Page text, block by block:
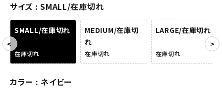
SEASON
CONTENTS
ACCOUNT MENU
サイズ SMALL/在庫切れ
SMALL/在庫切れ
在庫切れ
MEDIUM/在庫切
れ
在庫切れ
LARGE/在庫切れ
在庫切れ
カラー ネイビー